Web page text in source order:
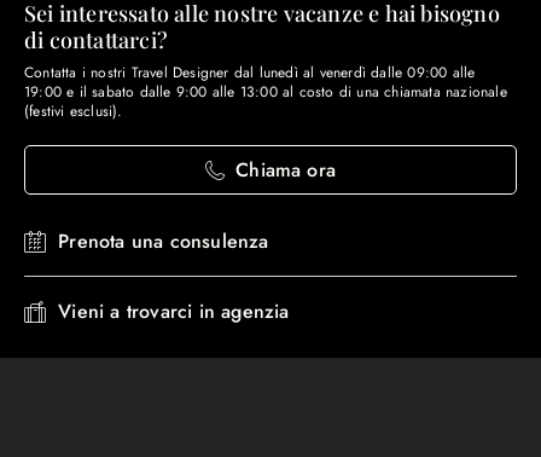
Sei interessato alle nostre vacanze e hai bisogno
di contattarci?
Contatta i nostri Travel Designer dal lunedì al venerdì dalle 09:00 alle
19:00 e il sabato dalle 9:00 alle 13:00 al costo di una chiamata nazionale
(festivi esclusi).
Chiama ora
Prenota una consulenza
Vieni a trovarci in agenzia